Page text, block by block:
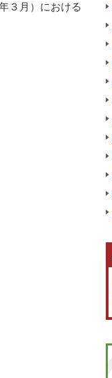
３月）における